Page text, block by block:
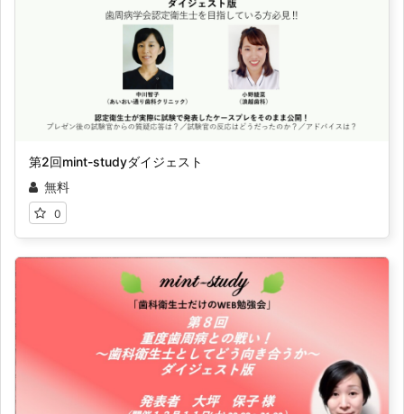
第2回mint-studyダイジェスト
無料
0